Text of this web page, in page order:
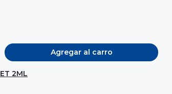
Agregar al carro
2ML